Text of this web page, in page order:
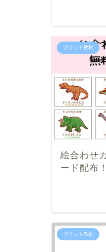
プリント教材
絵合わせ
ード配布
プリント教材